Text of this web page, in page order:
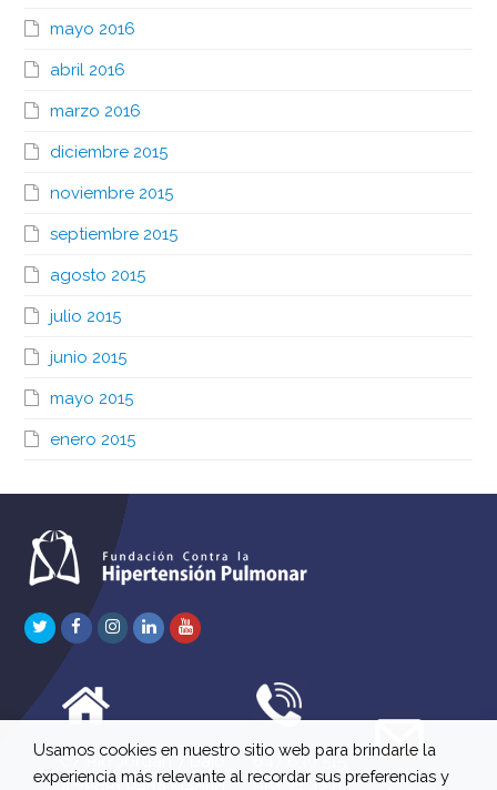
mayo 2016
abril 2016
marzo 2016
diciembre 2015
noviembre 2015
septiembre 2015
agosto 2015
julio 2015
junio 2015
mayo 2015
enero 2015
TwitterFacebook
Instagram
LinkedInYoutube
C/ Río Jordán 7 bajo
647 630 515
Usamos cookies en nuestro sitio web para brindarle la
experiencia más relevante al recordar sus preferencias y